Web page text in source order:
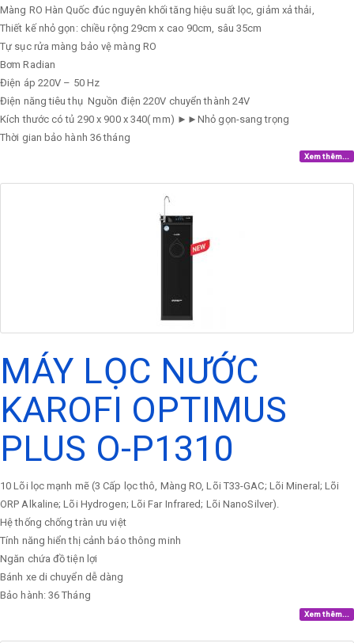
Màng RO Hàn Quốc đúc nguyên khối tăng hiệu suất lọc, giảm xả thải,
Thiết kế nhỏ gọn: chiều rộng 29cm x cao 90cm, sâu 35cm
Tự sục rửa màng bảo vệ màng RO
Bơm Radian
Điện áp 220V – 50 Hz
Điện năng tiêu thụ Nguồn điện 220V chuyển thành 24V
Kích thước có tủ 290 x 900 x 340( mm) ►►Nhỏ gọn-sang trọng
Thời gian bảo hành 36 tháng
Xem thêm...
MÁY LỌC NƯỚC
KAROFI OPTIMUS
PLUS O-P1310
10 Lõi lọc mạnh mẽ (3 Cấp lọc thô, Màng RO, Lõi T33-GAC; Lõi Mineral; Lõi
ORP Alkaline; Lõi Hydrogen; Lõi Far Infrared; Lõi NanoSilver).
Hệ thống chống tràn ưu việt
Tính năng hiển thị cảnh báo thông minh
Ngăn chứa đồ tiện lợi
Bánh xe di chuyển dễ dàng
Bảo hành: 36 Tháng
Xem thêm...